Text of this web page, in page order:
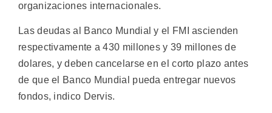
organizaciones internacionales.
Las deudas al Banco Mundial y el FMI ascienden
respectivamente a 430 millones y 39 millones de
dolares, y deben cancelarse en el corto plazo antes
de que el Banco Mundial pueda entregar nuevos
fondos, indico Dervis.